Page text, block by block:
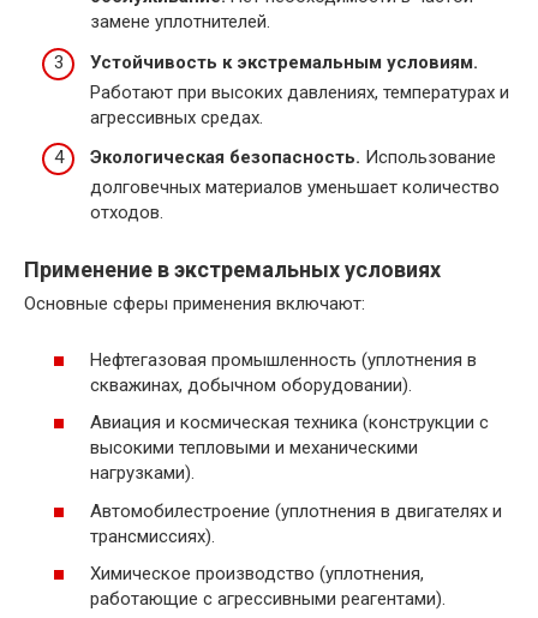
замене уплотнителей.
Устойчивость к экстремальным условиям.
Работают при высоких давлениях, температурах и
агрессивных средах.
Экологическая безопасность. Использование
долговечных материалов уменьшает количество
отходов.
Применение в экстремальных условиях
Основные сферы применения включают:
Нефтегазовая промышленность (уплотнения в
скважинах, добычном оборудовании).
Авиация и космическая техника (конструкции с
высокими тепловыми и механическими
нагрузками).
Автомобилестроение (уплотнения в двигателях и
трансмиссиях).
Химическое производство (уплотнения,
работающие с агрессивными реагентами).